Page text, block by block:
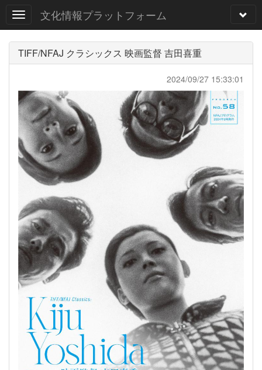
文化情報プラットフォーム
TIFF/NFAJ クラシックス 映画監督 吉田喜重
2024/09/27 15:33:01